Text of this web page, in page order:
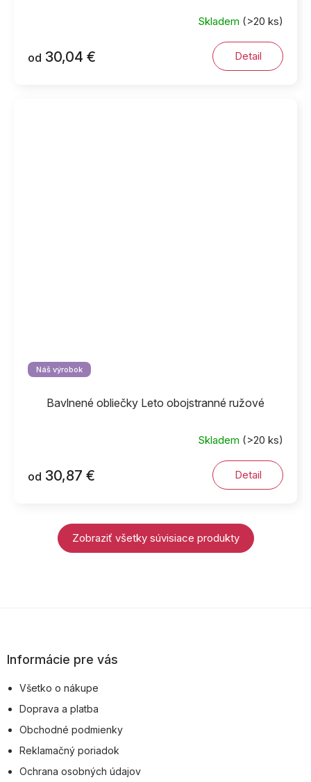
Skladem (>20 ks)
od 30,04 € Detail
Náš výrobok
Bavlnené obliečky Leto obojstranné ružové
Skladem (>20 ks)
od 30,87 € Detail
Zobraziť všetky súvisiace produkty
pInformácie pre vás
Všetko o nákupe
Doprava a platba
Obchodné podmienky
Reklamačný poriadok
Ochrana osobných údajov